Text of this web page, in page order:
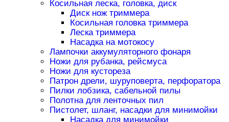
Косильная леска, головка, диск
Диск нож триммера
Косильная головка триммера
Леска триммера
Насадка на мотокосу
Лампочки аккумуляторного фонаря
Ножи для рубанка, рейсмуса
Ножи для кустореза
Патрон дрели, шуруповерта, перфоратора
Пилки лобзика, сабельной пилы
Полотна для ленточных пил
Пистолет, шланг, насадки для минимойки
Насадка для минимойки